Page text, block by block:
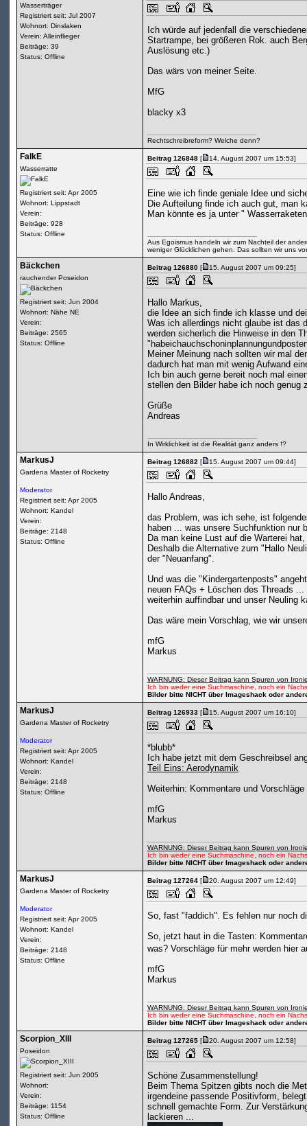
Wasserträger
Registriert seit: Jul 2007
Wohnort: Dinslaken
Verein: Alleinflieger
Beiträge: 39
Status: Offline
Ich würde auf jedenfall die
Startrampe, bei größeren Rok. auch
Auslösung etc.)
Das wärs von meiner Seite.
MfG
blacky x3
Rechtschreibreform? Welche denn?
FalkE
Wasserratte
Registriert seit: Apr 2005
Wohnort: Lippstadt
Verein:
Beiträge: 928
Status: Offline
Beitrag 126848[ 14. August 2007 um 15:53]
Eine wie ich finde geniale Idee und
Die Aufteilung finde ich auch gut, man
Man könnte es ja unter "
Aus Egoismus handeln wir zum Nachteil der
weniger Glücklichen gehen. Das sollten wir uns
Bäckchen
rauchender Poseidon
Registriert seit: Jun 2004
Wohnort: Nähe NE
Verein:
Beiträge: 2565
Status: Offline
Beitrag 126880[ 15. August 2007 um 09:25]
Hallo Markus,
die Idee an sich finde ich klasse und
Was ich allerdings nicht glaube ist das
werden sicherlich die Hinweise in den
Meiner Meinung nach sollten wir mal
dadurch hat man mit wenig Aufwand
Ich bin auch gerne bereit noch mal
stellen den Bilder habe ich noch genug
Grüße
Andreas
In Wirklichkeit ist die Realität ganz anders !?
MarkusJ
Gardena Master of Rocketry
Moderator
Registriert seit: Apr 2005
Wohnort: Kandel
Verein:
Beiträge: 2148
Status: Offline
Beitrag 126882[ 15. August 2007 um 09:44]
Hallo Andreas,
das Problem, was ich sehe, ist
haben ... was unsere Suchfunktion nur
Da man keine Lust auf die Warterei
Deshalb die Alternative zum "Hallo
der "Neuanfang".
Und was die "Kindergartenposts"
neuen FAQs + Löschen des Threads
weiterhin auffindbar und unser Neuling
Das wäre mein Vorschlag, wie wir
mfG
Markus
WARNUNG: Dieser Beitrag kann Spuren von
Ich bin weder eine Suchmaschine, noch ein
Bilder bitte NICHT über Imageshack oder
MarkusJ
Gardena Master of Rocketry
Moderator
Registriert seit: Apr 2005
Wohnort: Kandel
Verein:
Beiträge: 2148
Status: Offline
Beitrag 126933[ 15. August 2007 um 16:10]
*blubb*
Ich habe jetzt mit dem Geschreibsel
Teil Eins: Aerodynamik
Weiterhin: Kommentare und Vorschläge
mfG
Markus
WARNUNG: Dieser Beitrag kann Spuren von
Ich bin weder eine Suchmaschine, noch ein
Bilder bitte NICHT über Imageshack oder
MarkusJ
Gardena Master of Rocketry
Moderator
Registriert seit: Apr 2005
Wohnort: Kandel
Verein:
Beiträge: 2148
Status: Offline
Beitrag 127264[ 20. August 2007 um 12:49]
So, fast "faddich". Es fehlen nur noch
So, jetzt haut in die Tasten:
was? Vorschläge für mehr werden hier
mfG
Markus
WARNUNG: Dieser Beitrag kann Spuren von
Ich bin weder eine Suchmaschine, noch ein
Bilder bitte NICHT über Imageshack oder
Scorpion_XIII
Poseidon
Registriert seit: Jun 2005
Wohnort:
Verein:
Beiträge: 1154
Status: Offline
Beitrag 127265[ 20. August 2007 um 12:58]
Schöne Zusammenstellung!
Beim Thema Spitzen gibts noch die
irgendeine passende Positivform,
schnell gemachte Form. Zur
lackieren ...